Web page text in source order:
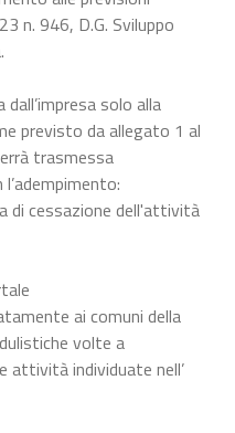
n. 946, D.G. Sviluppo
solo alla
previsto da allegato 1 al
trasmessa
di cessazione dell'attività
ai comuni della
volte a
attività individuate nell’